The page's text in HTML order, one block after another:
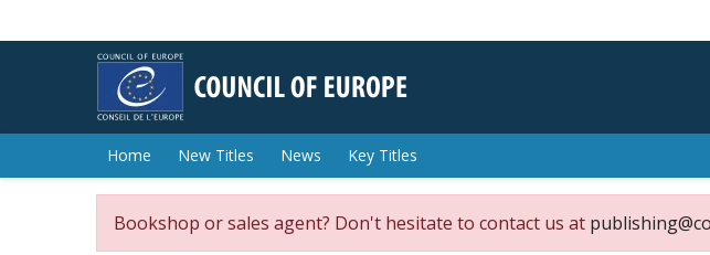
Home New Titles News Key Titles
Bookshop or sales agent? Don't hesitate to contact us at